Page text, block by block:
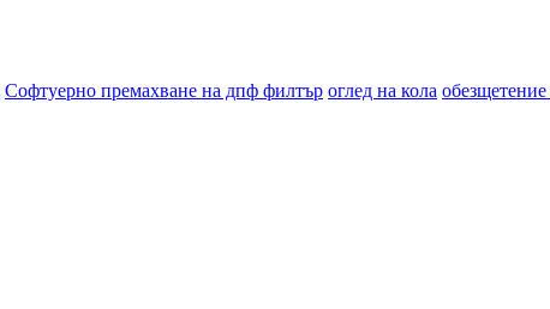
Софтуерно премахване на дпф филтър оглед на кола